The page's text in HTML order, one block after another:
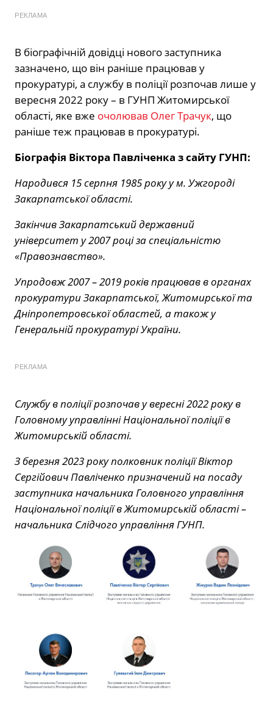
РЕКЛАМА
В біографічній довідці нового заступника
зазначено, що він раніше працював у
прокуратурі, а службу в поліції розпочав лише у
вересня 2022 року – в ГУНП Житомирської
області, яке вже очолював Олег Трачук, що
раніше теж працював в прокуратурі.
Біографія Віктора Павліченка з сайту ГУНП:
Народився 15 серпня 1985 року у м. Ужгороді
Закарпатської області.
Закінчив Закарпатський державний
університет у 2007 році за спеціальністю
«Правознавство».
Упродовж 2007 – 2019 років працював в органах
прокуратури Закарпатської, Житомирської та
Дніпропетровської областей, а також у
Генеральній прокуратурі України.
РЕКЛАМА
Службу в поліції розпочав у вересні 2022 року в
Головному управлінні Національної поліції в
Житомирській області.
З березня 2023 року полковник поліції Віктор
Сергійович Павліченко призначений на посаду
заступника начальника Головного управління
Національної поліції в Житомирській області –
начальника Слідчого управління ГУНП.